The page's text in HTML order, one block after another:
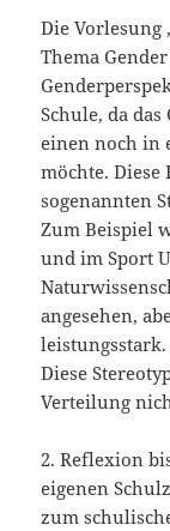
Die Vorlesung
Thema
Schule, da
einen noch in
möchte.
sogenannten
Zum Beispiel
und im Sport
angesehen,
Diese
Verteilung
2. Reflexion
eigenen
zum